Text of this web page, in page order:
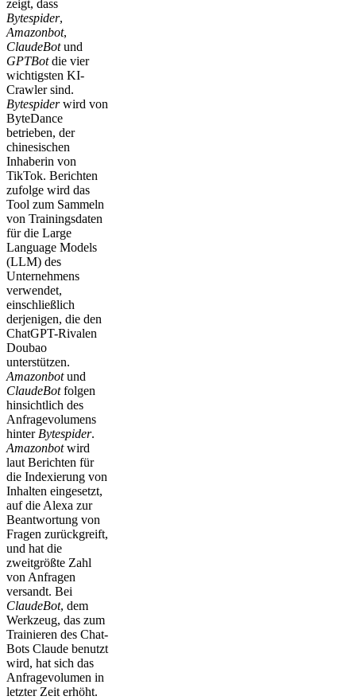
zeigt, dass
Bytespider,
Amazonbot,
ClaudeBotund
GPTBotdie vier
wichtigsten KI-
Crawler sind.
Bytespiderwird von
ByteDance
betrieben, der
chinesischen
Inhaberin von
TikTok. Berichten
zufolge wird das
Tool zum Sammeln
von Trainingsdaten
für die Large
Language Models
(LLM) des
Unternehmens
verwendet,
einschließlich
derjenigen, die den
ChatGPT-Rivalen
Doubao
unterstützen.
Amazonbotund
ClaudeBotfolgen
hinsichtlich des
Anfragevolumens
hinter Bytespider.
Amazonbotwird
laut Berichten für
die Indexierung von
Inhalten eingesetzt,
auf die Alexa zur
Beantwortung von
Fragen zurückgreift,
und hat die
zweitgrößte Zahl
von Anfragen
versandt. Bei
ClaudeBot, dem
Werkzeug, das zum
Trainieren des Chat-
Bots Claude benutzt
wird, hat sich das
Anfragevolumen in
letzter Zeit erhöht.